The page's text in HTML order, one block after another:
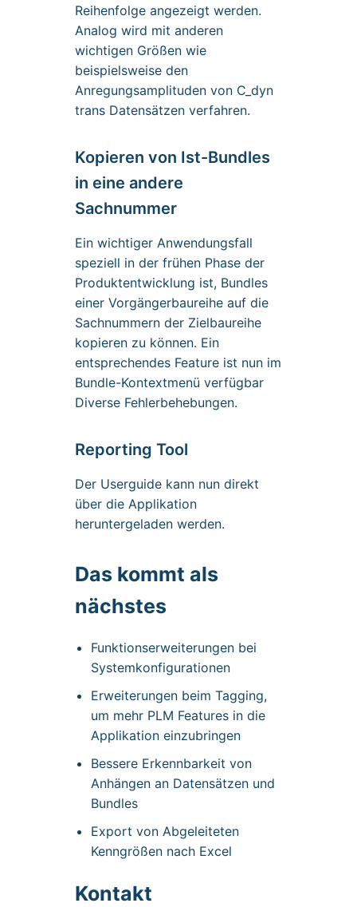
Reihenfolge angezeigt werden.
Analog wird mit anderen
wichtigen Größen wie
beispielsweise den
Anregungsamplituden von C_dyn
trans Datensätzen verfahren.
Kopieren von Ist-Bundles
in eine andere
Sachnummer
Ein wichtiger Anwendungsfall
speziell in der frühen Phase der
Produktentwicklung ist, Bundles
einer Vorgängerbaureihe auf die
Sachnummern der Zielbaureihe
kopieren zu können. Ein
entsprechendes Feature ist nun im
Bundle-Kontextmenü verfügbar
Diverse Fehlerbehebungen.
Reporting Tool
Der Userguide kann nun direkt
über die Applikation
heruntergeladen werden.
Das kommt als
nächstes
Funktionserweiterungen bei
Systemkonfigurationen
Erweiterungen beim Tagging,
um mehr PLM Features in die
Applikation einzubringen
Bessere Erkennbarkeit von
Anhängen an Datensätzen und
Bundles
Export von Abgeleiteten
Kenngrößen nach Excel
Kontakt